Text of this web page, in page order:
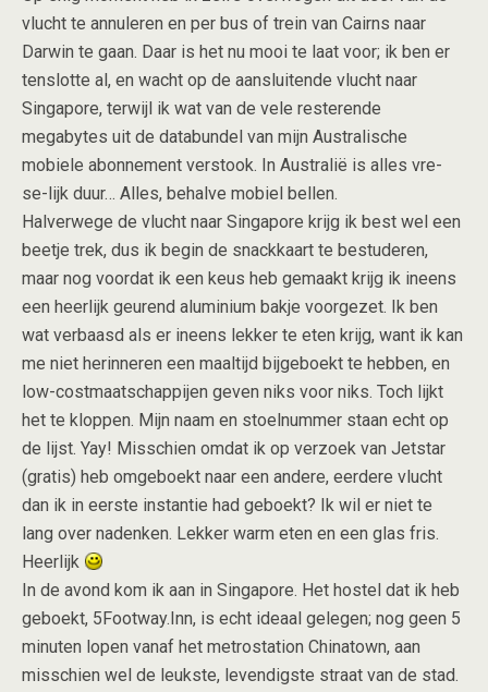
vlucht te annuleren en per bus of trein van Cairns naar
Darwin te gaan. Daar is het nu mooi te laat voor; ik ben er
tenslotte al, en wacht op de aansluitende vlucht naar
Singapore, terwijl ik wat van de vele resterende
megabytes uit de databundel van mijn Australische
mobiele abonnement verstook. In Australië is alles vre-
se-lijk duur… Alles, behalve mobiel bellen.
Halverwege de vlucht naar Singapore krijg ik best wel een
beetje trek, dus ik begin de snackkaart te bestuderen,
maar nog voordat ik een keus heb gemaakt krijg ik ineens
een heerlijk geurend aluminium bakje voorgezet. Ik ben
wat verbaasd als er ineens lekker te eten krijg, want ik kan
me niet herinneren een maaltijd bijgeboekt te hebben, en
low-costmaatschappijen geven niks voor niks. Toch lijkt
het te kloppen. Mijn naam en stoelnummer staan echt op
de lijst. Yay! Misschien omdat ik op verzoek van Jetstar
(gratis) heb omgeboekt naar een andere, eerdere vlucht
dan ik in eerste instantie had geboekt? Ik wil er niet te
lang over nadenken. Lekker warm eten en een glas fris.
Heerlijk
In de avond kom ik aan in Singapore. Het hostel dat ik heb
geboekt, 5Footway.Inn, is echt ideaal gelegen; nog geen 5
minuten lopen vanaf het metrostation Chinatown, aan
misschien wel de leukste, levendigste straat van de stad.